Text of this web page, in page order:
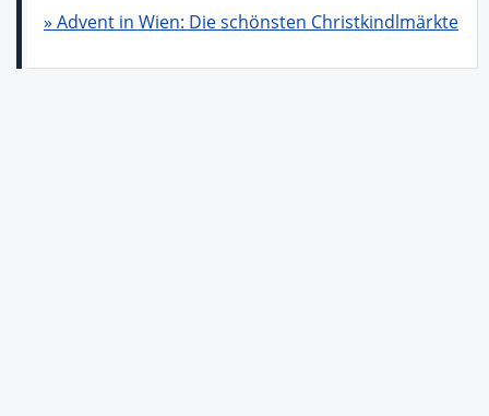
» Advent in Wien: Die schönsten Christkindlmärkte